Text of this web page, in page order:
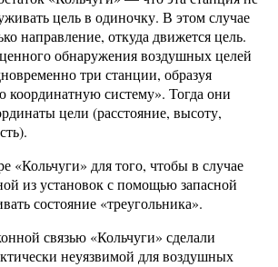
цель в одиночку. В этом случае
направление, откуда движется цель.
обнаружения воздушных целей
три станции, образуя
координатную систему». Тогда они
цели (расстояние, высоту,
«Кольчуги» для того, чтобы в случае
из установок с помощью запасной
состояние «треугольника».
связью «Кольчуги» сделали
неуязвимой для воздушных